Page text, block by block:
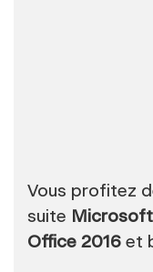
Vous profitez
suite
Office 2016 et